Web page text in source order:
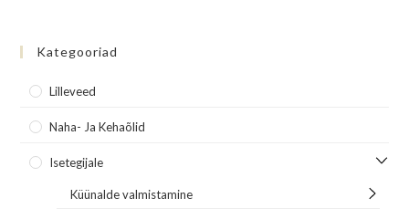
Kategooriad
Lilleveed
Naha- Ja Kehaõlid
Isetegijale
Küünalde valmistamine